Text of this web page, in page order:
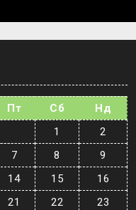
Пт Сб
Нд
1
2
7 8
9
14 15
16
21 22
23